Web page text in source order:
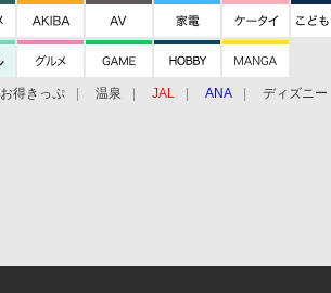
お得きっぷ 温泉 JAL ANA ディズニー